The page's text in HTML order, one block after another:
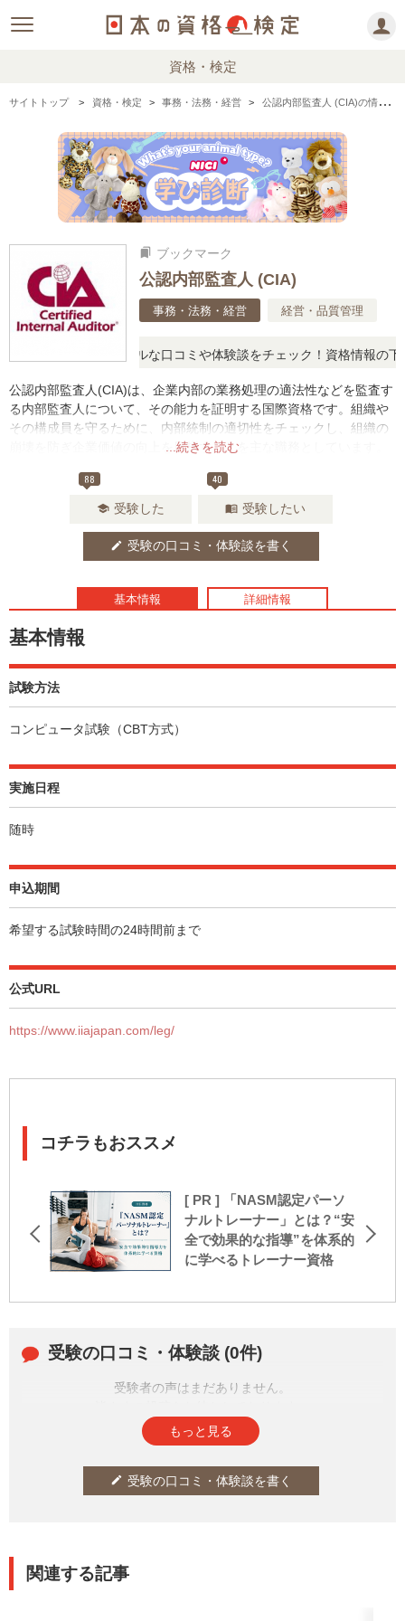
資格・検定
サイトトップ 資格・検定 事務・法務・経営 公認内部監査人 (CIA)の情報まとめ
bookmarks ブックマーク
公認内部監査人 (CIA)
事務・法務・経営 経営・品質管理
に思ったら、リアルな口コミや体験談をチェック！資格情報の下か
...続きを読む
公認内部監査人(CIA)は、企業内部の業務処理の適法性などを監査す
る内部監査人について、その能力を証明する国際資格です。組織や
その構成員を守るために、内部統制の適切性をチェックし、組織の
崩壊を防ぎ企業価値の向上を目指すことを主な職務としています。
88
school 受験した
40
menu_book 受験したい
edit 受験の口コミ・体験談を書く
基本情報 詳細情報
基本情報
試験方法
コンピュータ試験（CBT方式）
実施日程
随時
申込期間
希望する試験時間の24時間前まで
公式URL
https://www.iiajapan.com/leg/
コチラもおススメ
[ PR ] 「NASM認定パーソ
ナルトレーナー」とは？“安
全で効果的な指導”を体系的
に学べるトレーナー資格
受験の口コミ・体験談 (0件)
受験者の声はまだありません。
もっと見る
edit 受験の口コミ・体験談を書く
関連する記事